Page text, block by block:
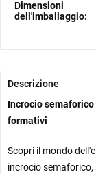
Dimensioni
dell'imballaggio:
Descrizione
Incrocio
formativi
Scopri il mondo
incrocio